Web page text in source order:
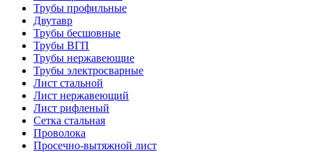
Трубы профильные
Двутавр
Трубы бесшовные
Трубы ВГП
Трубы нержавеющие
Трубы электросварные
Лист стальной
Лист нержавеющий
Лист рифленый
Сетка стальная
Проволока
Просечно-вытяжной лист